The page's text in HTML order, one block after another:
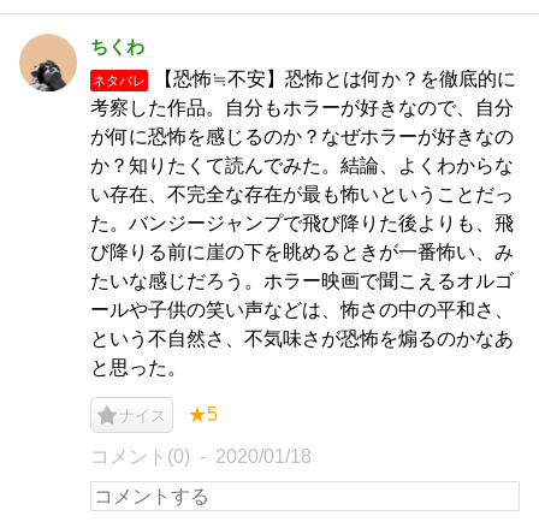
ちくわ
ネタバレ
【恐怖≒不安】恐怖とは何か？を徹底的に
考察した作品。自分もホラーが好きなので、自分
が何に恐怖を感じるのか？なぜホラーが好きなの
か？知りたくて読んでみた。結論、よくわからな
い存在、不完全な存在が最も怖いということだっ
た。バンジージャンプで飛び降りた後よりも、飛
び降りる前に崖の下を眺めるときが一番怖い、み
たいな感じだろう。ホラー映画で聞こえるオルゴ
ールや子供の笑い声などは、怖さの中の平和さ、
という不自然さ、不気味さが恐怖を煽るのかなあ
と思った。
ナイス ★5
コメント(0) 2020/01/18